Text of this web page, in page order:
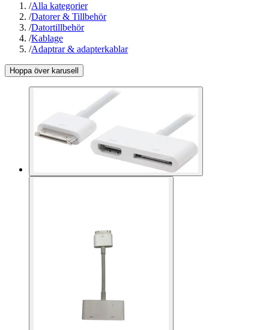
/Alla kategorier
/Datorer & Tillbehör
/Datortillbehör
/Kablage
/Adaptrar & adapterkablar
Hoppa över karusell